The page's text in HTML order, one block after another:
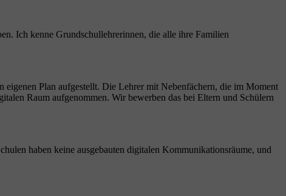
Ich kenne Grundschullehrerinnen, die alle ihre Familien
Plan aufgestellt. Die Lehrer mit Nebenfächern, die im Moment
Raum aufgenommen. Wir bewerben das bei Eltern und Schülern
haben keine ausgebauten digitalen Kommunikationsräume, und